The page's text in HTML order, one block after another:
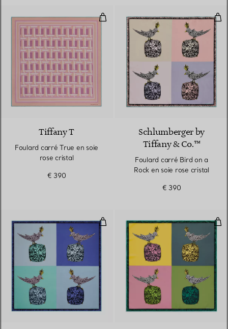
Foulard carré True en soie rose
3 Couleurs
Tiffany T
Foulard carré True en soie
rose cristal
€ 390
Schlumberger by
Tiffany & Co.™
Foulard carré Bird on a
Rock en soie rose cristal
€ 390
Foulard carré Bird on a Rock en
3 Couleurs